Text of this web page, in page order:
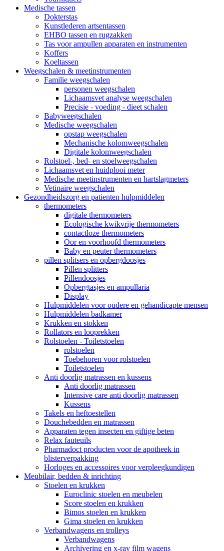
Medische tassen
Dokterstas
Kunstlederen artsentassen
EHBO tassen en rugzakken
Tas voor ampullen apparaten en instrumenten
Koffers
Koeltassen
Weegschalen & meetinstrumenten
Familie weegschalen
personen weegschalen
Lichaamsvet analyse weegschalen
Precisie - voeding - dieet schalen
Babyweegschalen
Medische weegschalen
opstap weegschalen
Mechanische kolomweegschalen
Digitale kolomweegschalen
Rolstoel-, bed- en stoelweegschalen
Lichaamsvet en huidplooi meter
Medische meetinstrumenten en hartslagmeters
Vetinaire weegschalen
Gezondheidszorg en patienten hulpmiddelen
thermometers
digitale thermometers
Ecologische kwikvrije thermometers
contactloze thermometers
Oor en voorhoofd thermometers
Baby en peuter thermometers
pillen splitsers en opbergdoosjes
Pillen splitters
Pillendoosjes
Opbergtasjes en ampullaria
Display
Hulpmiddelen voor oudere en gehandicapte mensen
Hulpmiddelen badkamer
Krukken en stokken
Rollators en looprekken
Rolstoelen - Toiletstoelen
rolstoelen
Toebehoren voor rolstoelen
Toiletstoelen
Anti doorlig matrassen en kussens
Anti doorlig matrassen
Intensive care anti doorlig matrassen
Kussens
Takels en heftoestellen
Douchebedden en matrassen
Apparaten tegen insecten en giftige beten
Relax fauteuils
Pharmadoct producten voor de apotheek in
blisterverpakking
Horloges en accessoires voor verpleegkundigen
Meubilair, bedden & inrichting
Stoelen en krukken
Euroclinic stoelen en meubelen
Score stoelen en krukken
Bimos stoelen en krukken
Gima stoelen en krukken
Verbandwagens en trolleys
Verbandwagens
Archivering en x-ray film wagens